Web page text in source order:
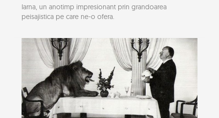
Iarna, un anotimp impresionant prin grandoarea
peisajistica pe care ne-o ofera.